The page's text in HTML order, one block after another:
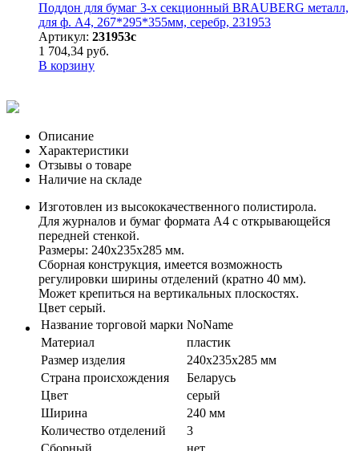
Поддон для бумаг 3-х секционный BRAUBERG металл,
для ф. А4, 267*295*355мм, серебр, 231953
Артикул: 231953с
1 704,34 руб.
В корзину
Описание
Характеристики
Отзывы о товаре
Наличие на складе
Изготовлен из высококачественного полистирола.
Для журналов и бумаг формата А4 с открывающейся
передней стенкой.
Размеры: 240х235х285 мм.
Сборная конструкция, имеется возможность
регулировки ширины отделений (кратно 40 мм).
Может крепиться на вертикальных плоскостях.
Цвет серый.
Название торговой марки NoName
Материал
пластик
Размер изделия
240x235x285 мм
Страна происхождения
Беларусь
Цвет
серый
Ширина
240 мм
Количество отделений
3